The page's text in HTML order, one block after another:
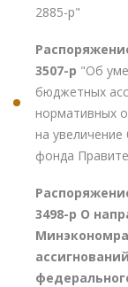
2885-р"
3507-р "Об
бюджетных
нормативных
на
фонда
3498-р О